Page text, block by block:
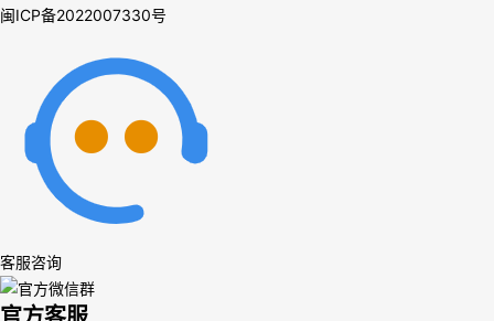
闽ICP备2022007330号
客服咨询